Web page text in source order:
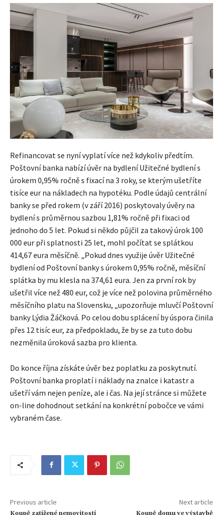
Refinancovat se nyní vyplatí více než kdykoliv předtím.
Poštovní banka nabízí úvěr na bydlení Užitečné bydlení s
úrokem 0,95% ročně s fixací na 3 roky, se kterým ušetříte
tisíce eur na nákladech na hypotéku. Podle údajů centrální
banky se před rokem (v září 2016) poskytovaly úvěry na
bydlení s průměrnou sazbou 1,81% ročně při fixaci od
jednoho do 5 let. Pokud si někdo půjčil za takový úrok 100
000 eur při splatnosti 25 let, mohl počítat se splátkou
414,67 eura měsíčně. „Pokud dnes využije úvěr Užitečné
bydlení od Poštovní banky s úrokem 0,95% ročně, měsíční
splátka by mu klesla na 374,61 eura. Jen za první rok by
ušetřil více než 480 eur, což je více než polovina průměrného
měsíčního platu na Slovensku, „upozorňuje mluvčí Poštovní
banky Lýdia Žáčková. Po celou dobu splácení by úspora činila
přes 12 tisíc eur, za předpokladu, že by se za tuto dobu
nezměnila úroková sazba pro klienta.
Do konce října získáte úvěr bez poplatku za poskytnutí.
Poštovní banka proplatí i náklady na znalce i katastr a
ušetří vám nejen peníze, ale i čas. Na její stránce si můžete
on-line dohodnout setkání na konkrétní pobočce ve vámi
vybraném čase.
Previous article
Koupě zatížené nemovitostí
Next article
Koupě domu ve výstavbě